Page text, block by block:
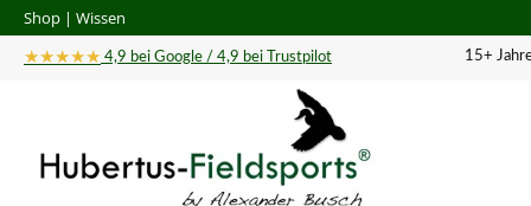
Hauptinhalt springen
Zur Suche springen
Zur Hauptnavigation springen
Shop | Wissen
★★★★★ 4,9 bei Google / 4,9 bei Trustpilot 15+